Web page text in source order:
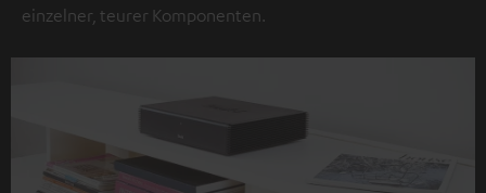
einzelner, teurer Komponenten.